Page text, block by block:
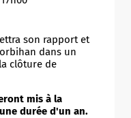
son rapport et
dans un
clôture de
mis à la
durée d'un an.